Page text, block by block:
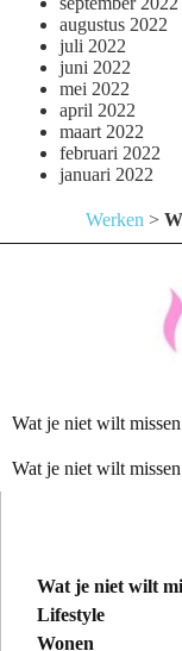
augustus 2022
juli 2022
juni 2022
mei 2022
april 2022
maart 2022
februari 2022
januari 2022
Werken >
Wat je niet wilt
Wat je niet wilt
Wat je niet wilt
Lifestyle
Wonen